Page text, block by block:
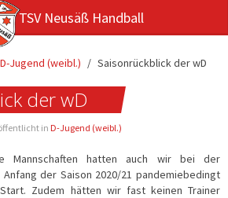
TSV Neusäß Handball
D-Jugend (weibl.) Saisonrückblick der wD
der wD
in D-Jugend (weibl.)
Mannschaften hatten auch wir bei der
der Saison 2020/21 pandemiebedingt
Zudem hätten wir fast keinen Trainer